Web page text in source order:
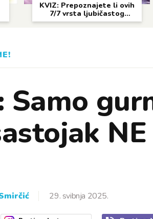
KVIZ: Prepoznajete li ovih
7/7 vrsta ljubičastog
cvijeća?
Samo
29. svibnja 2025.